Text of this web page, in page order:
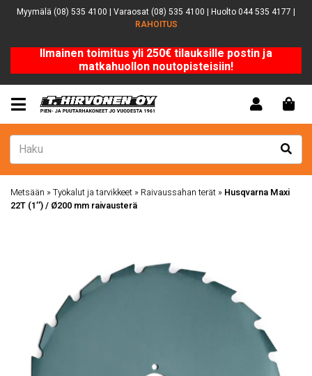
Myymälä (08) 535 4100 | Varaosat (08) 535 4100 | Huolto 044 535 4177 |
RAHOITUS
Ilmainen toimitus yli 250€ tilauksille postin ja
matkahuollon noutopisteisiin!
Metsään »Työkalut ja tarvikkeet » Raivaussahan terät » Husqvarna Maxi
22T (1″) / Ø200 mm raivausterä